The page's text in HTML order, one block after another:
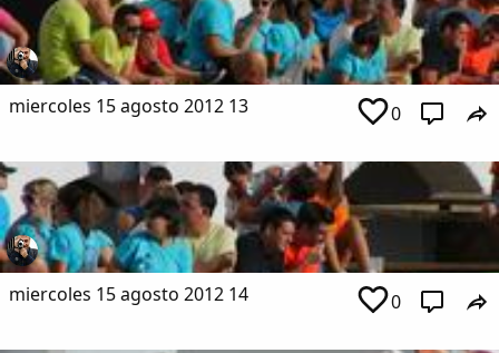
miercoles 15 agosto 2012 13 0
miercoles 15 agosto 2012 14 0